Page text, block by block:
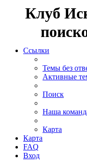
Клуб
Ссылки
Темы без
Активные
Поиск
Наша
Карта
Карта
FAQ
Вход